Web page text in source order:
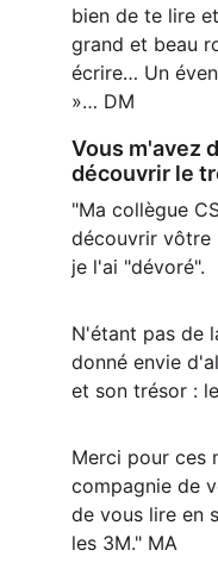
Vous m'avez
découvrir le
"Ma collègue
découvrir vôtre
je l'ai "dévoré".
N'étant pas de
donné envie
et son trésor :
Merci pour ces
compagnie de
de vous lire en
les 3M." MA
bien de te lire
grand et beau
écrire… Un
»… DM